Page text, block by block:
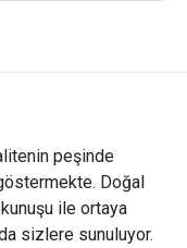
peşinde
Doğal
ile ortaya
sizlere sunuluyor.